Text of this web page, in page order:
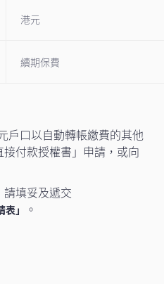
港元
續期保費
戶口以自動轉帳繳費的其他
付款授權書」申請，或向
填妥及遞交
」 。